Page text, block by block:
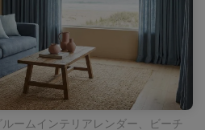
ームインテリアレンダー、ビーチ